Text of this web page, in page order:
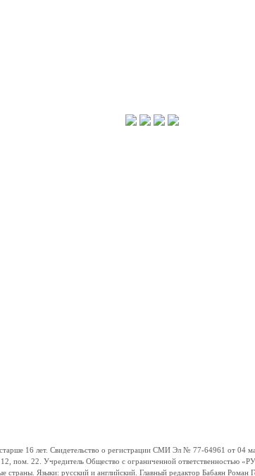
16 лет. Свидетельство о регистрации СМИ Эл № 77-64961 от 04
пом. 22. Учредитель Общество с ограниченной
Языки: русский и английский. Главный редактор Бабаян